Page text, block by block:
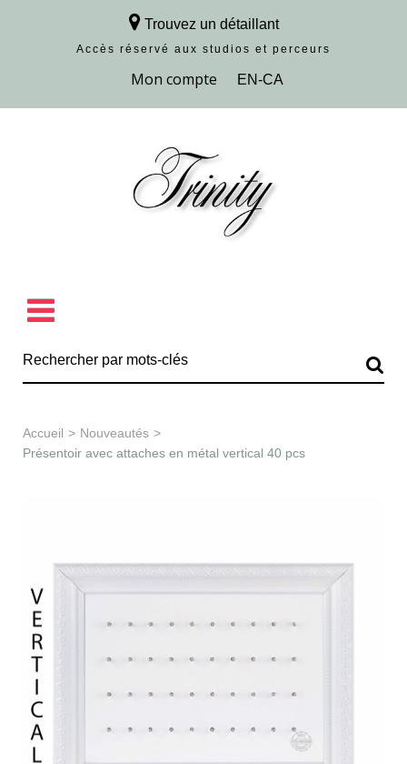
Trouvez un détaillant
Accès réservé aux studios et perceurs
Découvrir la collection
Accueil > Nouveautés >
Présentoir avec attaches en métal vertical 40 pcs